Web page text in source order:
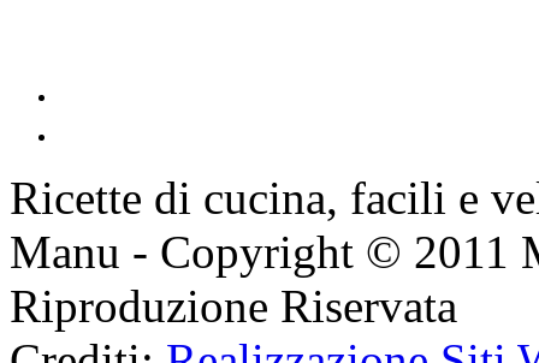
Ricette di cucina, facili e
Manu - Copyright © 2011
Riproduzione Riservata